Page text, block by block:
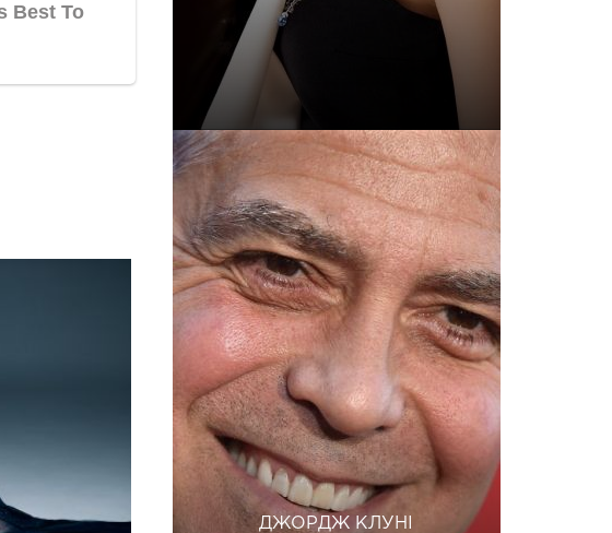
ДЖОРДЖ КЛУНІ